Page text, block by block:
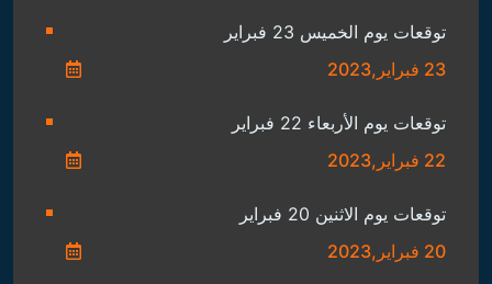
توقعات يوم الخميس 23 فبراير
23 فبراير,2023
توقعات يوم الأربعاء 22 فبراير
22 فبراير,2023
توقعات يوم الاثنين 20 فبراير
20 فبراير,2023